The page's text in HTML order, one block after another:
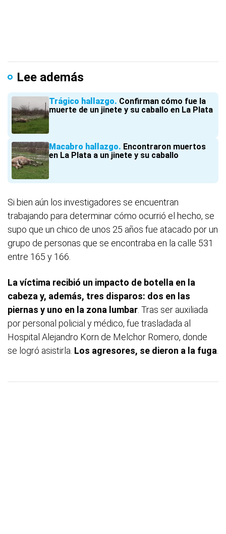
Lee además
Trágico hallazgo Confirman cómo fue la
muerte de un jinete y su caballo en La Plata
Macabro hallazgo Encontraron muertos
en La Plata a un jinete y su caballo
Si bien aún los investigadores se encuentran
trabajando para determinar cómo ocurrió el hecho, se
supo que un chico de unos 25 años fue atacado por un
grupo de personas que se encontraba en la calle 531
entre 165 y 166.
La víctima recibió un impacto de botella en la
cabeza y, además, tres disparos: dos en las
piernas y uno en la zona lumbar . Tras ser auxiliada
por personal policial y médico, fue trasladada al
Hospital Alejandro Korn de Melchor Romero, donde
se logró asistirla. Los agresores, se dieron a la fuga